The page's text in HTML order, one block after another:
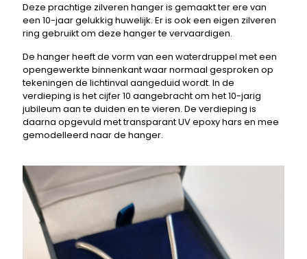
Deze prachtige zilveren hanger is gemaakt ter ere van
een 10-jaar gelukkig huwelijk. Er is ook een eigen zilveren
ring gebruikt om deze hanger te vervaardigen.
De hanger heeft de vorm van een waterdruppel met een
opengewerkte binnenkant waar normaal gesproken op
tekeningen de lichtinval aangeduid wordt. In de
verdieping is het cijfer 10 aangebracht om het 10-jarig
jubileum aan te duiden en te vieren. De verdieping is
daarna opgevuld met transparant UV epoxy hars en mee
gemodelleerd naar de hanger.